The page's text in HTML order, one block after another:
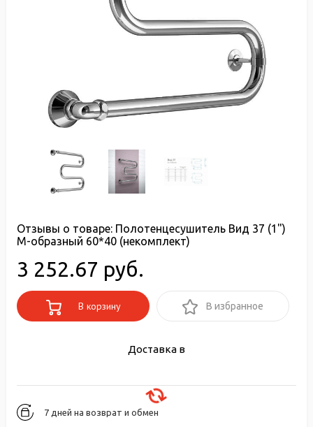
Отзывы о товаре: Полотенцесушитель Вид 37 (1")
М-образный 60*40 (некомплект)
3 252.67 руб.
В корзину В избранное
Доставка в
7 дней на возврат и обмен